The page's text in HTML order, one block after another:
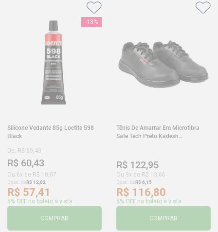
-13%
Silicone Vedante 85g Loctite 598
Black
De: R$ 69,43
R$ 60,43
Ou 6x de R$ 10,07
Desc. deR$ 12,02
R$ 57,41
5% OFF no boleto à vista
COMPRAR
Tênis De Amarrar Em Microfibra
Safe Tech Preto Kadesh
R$ 122,95
Ou 9x de R$ 13,66
Desc. deR$ 6,15
R$ 116,80
5% OFF no boleto à vista
COMPRAR